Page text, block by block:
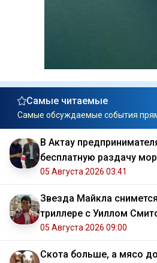
Самые читаемые
Самые обсуждаемые события
В Актау
бесплатную раздачу
05 Августа 2026 03:41
Звезда Майкла
триллере с Уиллом
05 Августа 2026 09:00
Скота больше, а мясо